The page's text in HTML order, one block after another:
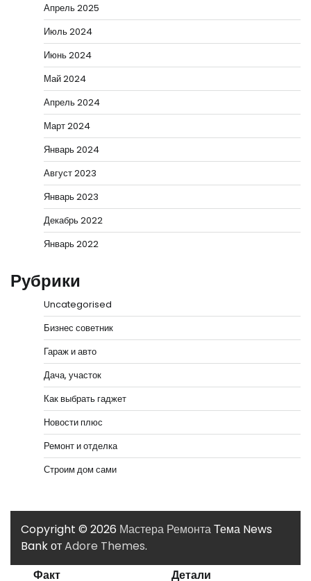
Апрель 2025
Июль 2024
Июнь 2024
Май 2024
Апрель 2024
Март 2024
Январь 2024
Август 2023
Январь 2023
Декабрь 2022
Январь 2022
Рубрики
Uncategorised
Бизнес советник
Гараж и авто
Дача, участок
Как выбрать гаджет
Новости плюс
Ремонт и отделка
Строим дом сами
Copyright © 2026 Мастера РемонтаТема News
Bank отAdore Themes.
Факт
Детали